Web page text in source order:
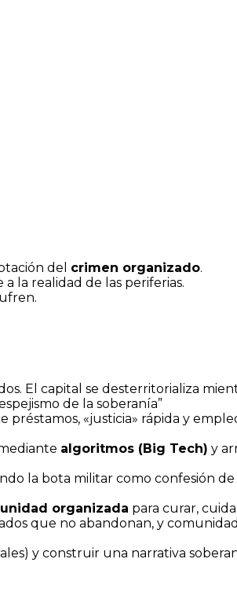
del crimen organizado.
la realidad de las periferias.
El capital se desterritorializa
de la soberanía”
«justicia» rápida y
algoritmos (Big Tech) y
la bota militar como confesión
organizada para curar,
que no abandonan, y
y construir una narrativa